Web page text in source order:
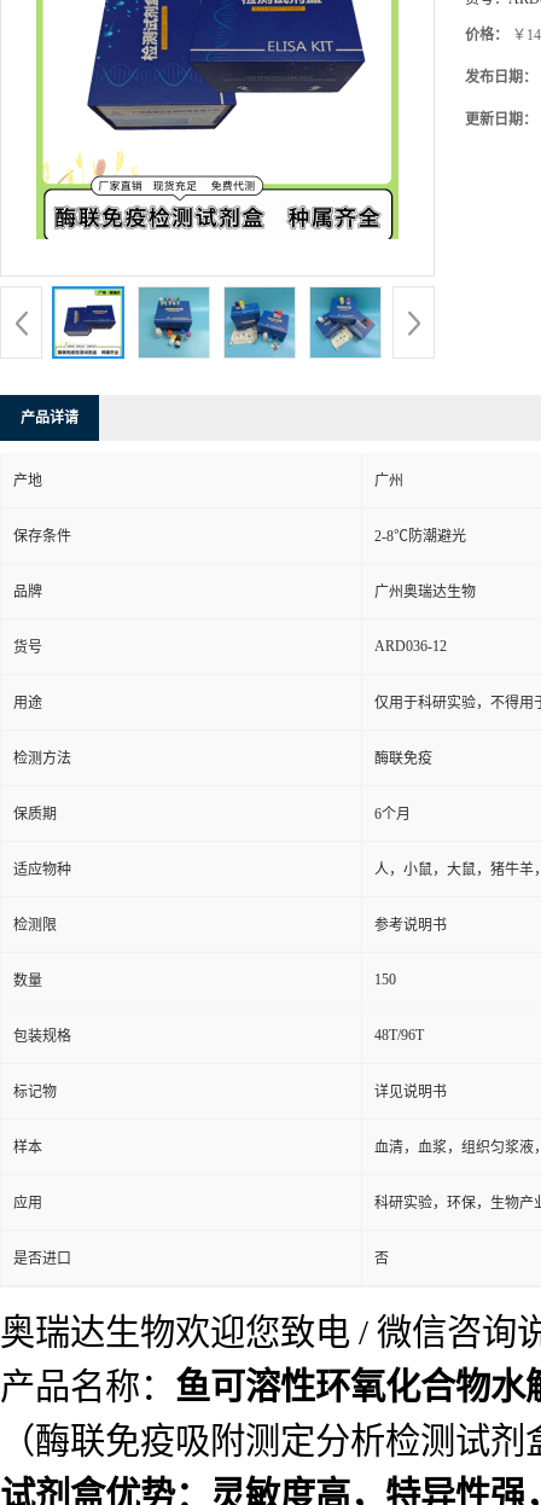
价格： ￥
发布日期：
更新日期：
产品详请
产地 广州
保存条件 2-8℃防潮避光
品牌 广州奥瑞达生物
货号 ARD036-12
用途 仅用于科研实验，不得用
检测方法 酶联免疫
保质期 6个月
适应物种 人，小鼠，大鼠，猪牛羊
检测限 参考说明书
数量 150
包装规格 48T/96T
标记物 详见说明书
样本 血清，血浆，组织匀浆液
应用 科研实验，环保，生物产
是否进口 否
奥瑞达生物欢迎您致电 / 微信咨询
产品名称： 鱼可溶性环氧化合物
（酶联免疫吸附测定分析检测试剂
试剂盒优势：灵敏度高，特异性